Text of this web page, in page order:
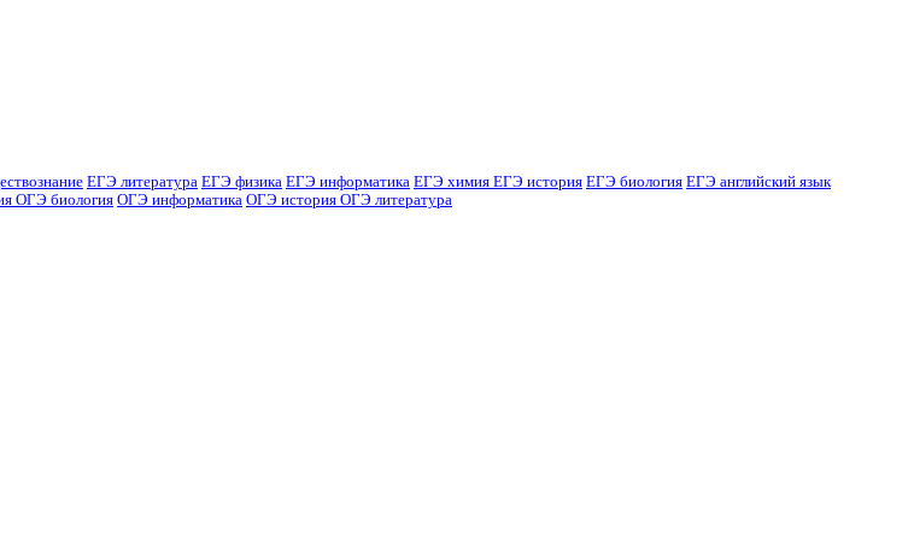
ЕГЭ литература ЕГЭ физика ЕГЭ информатика ЕГЭ химия ЕГЭ история ЕГЭ биология ЕГЭ английский язык
ОГЭ биология ОГЭ информатика ОГЭ история ОГЭ литература